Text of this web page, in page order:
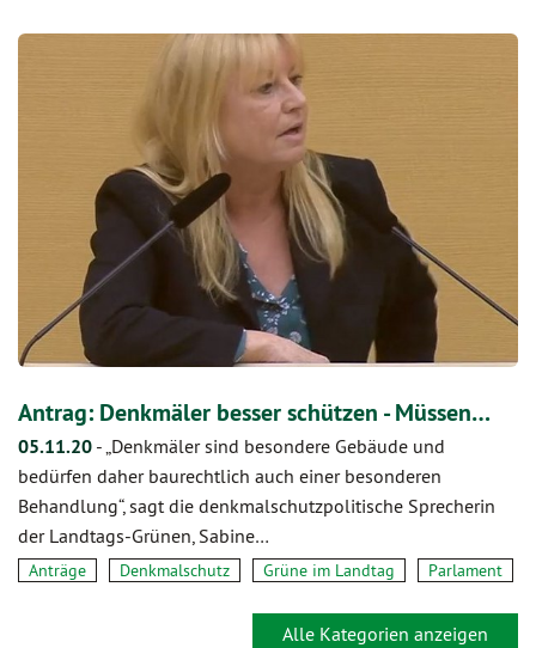
Antrag: Denkmäler besser schützen - Müssen…
05.11.20 - „Denkmäler sind besondere Gebäude und
bedürfen daher baurechtlich auch einer besonderen
Behandlung“, sagt die denkmalschutzpolitische Sprecherin
der Landtags-Grünen, Sabine…
Anträge Denkmalschutz Grüne im Landtag Parlament
Alle Kategorien anzeigen